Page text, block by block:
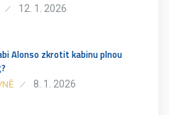
12. 1. 2026
Alonso zkrotit kabinu plnou
8. 1. 2026